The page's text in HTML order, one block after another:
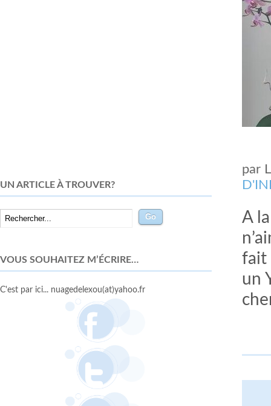
par
A
fait
un
UN ARTICLE À TROUVER?
VOUS SOUHAITEZ M’ÉCRIRE…
C'est par ici... nuagedelexou(at)yahoo.fr